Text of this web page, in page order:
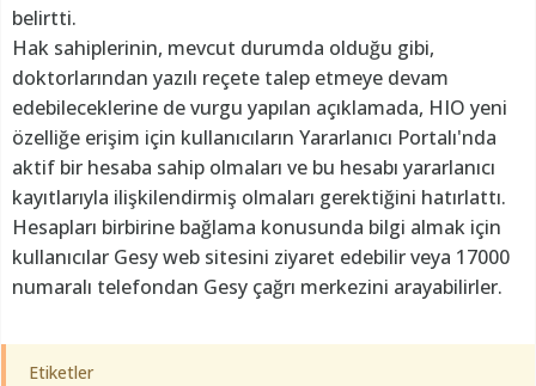
belirtti.
Hak sahiplerinin, mevcut durumda olduğu gibi,
doktorlarından yazılı reçete talep etmeye devam
edebileceklerine de vurgu yapılan açıklamada, HIO yeni
özelliğe erişim için kullanıcıların Yararlanıcı Portalı'nda
aktif bir hesaba sahip olmaları ve bu hesabı yararlanıcı
kayıtlarıyla ilişkilendirmiş olmaları gerektiğini hatırlattı.
Hesapları birbirine bağlama konusunda bilgi almak için
kullanıcılar Gesy web sitesini ziyaret edebilir veya 17000
numaralı telefondan Gesy çağrı merkezini arayabilirler.
Etiketler